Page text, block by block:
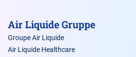
Air Liquide Gruppe
Groupe Air Liquide
Air Liquide Healthcare